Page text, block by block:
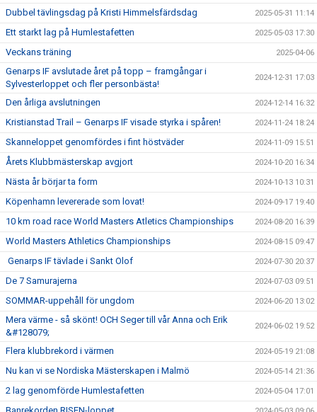
Dubbel tävlingsdag på Kristi Himmelsfärdsdag 2025-05-31 11:14
Ett starkt lag på Humlestafetten 2025-05-03 17:30
Veckans träning 2025-04-06
Genarps IF avslutade året på topp – framgångar i
Sylvesterloppet och fler personbästa!
2024-12-31 17:03
Den årliga avslutningen 2024-12-14 16:32
Kristianstad Trail – Genarps IF visade styrka i spåren! 2024-11-24 18:24
Skanneloppet genomfördes i fint höstväder 2024-11-09 15:51
Årets Klubbmästerskap avgjort 2024-10-20 16:34
Nästa år börjar ta form 2024-10-13 10:31
Köpenhamn levererade som lovat! 2024-09-17 19:40
10 km road race World Masters Atletics Championships 2024-08-20 16:39
World Masters Athletics Championships 2024-08-15 09:47
Genarps IF tävlade i Sankt Olof 2024-07-30 20:37
De 7 Samurajerna 2024-07-03 09:51
SOMMAR-uppehåll för ungdom 2024-06-20 13:02
Mera värme - så skönt! OCH Seger till vår Anna och Erik
&#128079;
2024-06-02 19:52
Flera klubbrekord i värmen 2024-05-19 21:08
Nu kan vi se Nordiska Mästerskapen i Malmö 2024-05-14 21:36
2 lag genomförde Humlestafetten 2024-05-04 17:01